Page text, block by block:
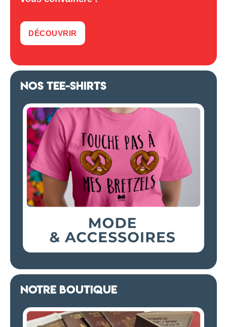
DÉCOUVRIR
NOS TEE-SHIRTS
NOTRE BOUTIQUE